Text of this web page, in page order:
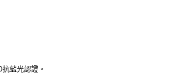
，再付款。
】
享後付」後，將跳轉至「AFTEE先享後
確認金額後，即可完成結帳。
，點擊此簡訊中的連結，可透過四大超商
進行付款，方視為交易完成。
上)免運費
上)免運費
藍光認證。